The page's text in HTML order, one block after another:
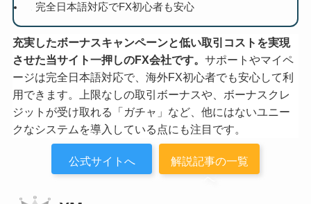
完全日本語対応でFX初心者も安心
充実したボーナスキャンペーンと低い取引コストを実現
させた当サイト一押しのFX会社です。 サポートやマイペ
ージは完全日本語対応で、海外FX初心者でも安心して利
用できます。上限なしの取引ボーナスや、ボーナスクレ
ジットが受け取れる「ガチャ」など、他にはないユニー
クなシステムを導入している点にも注目です。
公式サイトへ
解説記事の一覧
へ